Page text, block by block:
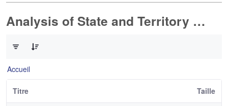
Analysis of State and Territory Health Data
Accueil
Titre Taille